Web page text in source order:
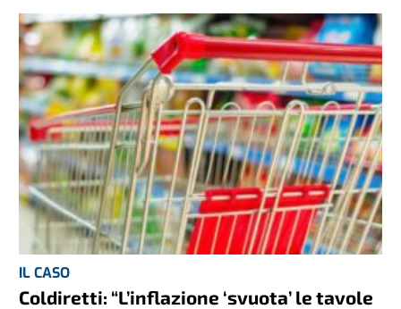
IL CASO
Coldiretti: “L’inflazione ‘svuota’ le tavole